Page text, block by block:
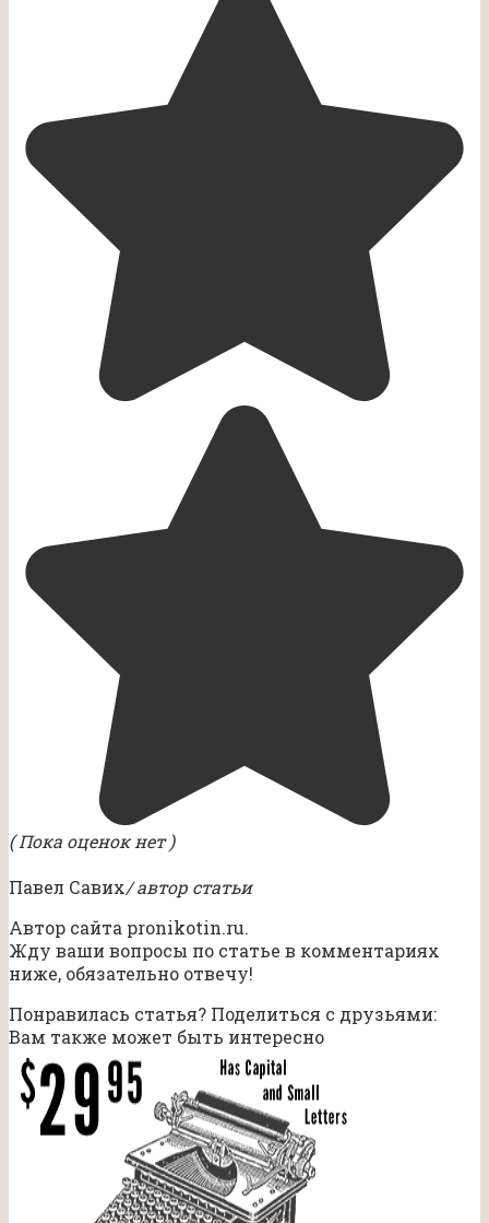
( Пока оценок нет )
Павел Савих/ автор статьи
Автор сайта pronikotin.ru.
Жду ваши вопросы по статье в комментариях
ниже, обязательно отвечу!
Понравилась статья? Поделиться с друзьями:
Вам также может быть интересно